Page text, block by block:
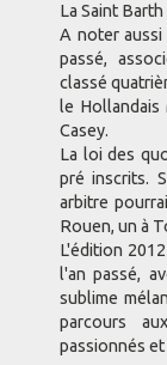
La Saint
A noter aussi
passé,
classé
le Hollandais
Casey.
La loi des
pré inscrits.
arbitre
Rouen, un à
L'édition
l'an passé,
sublime
parcours
passionnés